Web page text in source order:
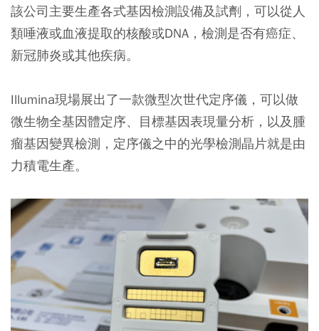
該公司主要生產各式基因檢測設備及試劑，可以從人
類唾液或血液提取的核酸或DNA，檢測是否有癌症、
新冠肺炎或其他疾病。
Illumina現場展出了一款微型次世代定序儀，可以做
微生物全基因體定序、目標基因表現量分析，以及腫
瘤基因變異檢測， 定序儀之中的光學檢測晶片就是由
力積電生產。